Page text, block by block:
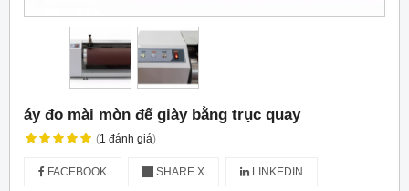
áy đo mài mòn đế giày bằng trục quay
(1 đánh giá)
FACEBOOK SHARE X LINKEDIN